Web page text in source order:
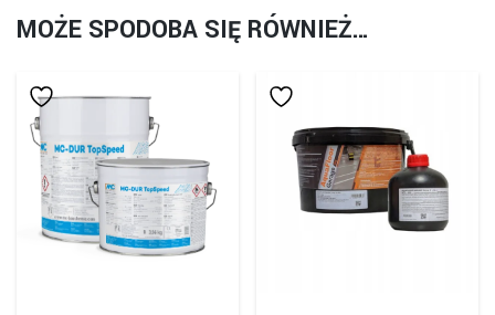
MOŻE SPODOBA SIĘ RÓWNIEŻ…